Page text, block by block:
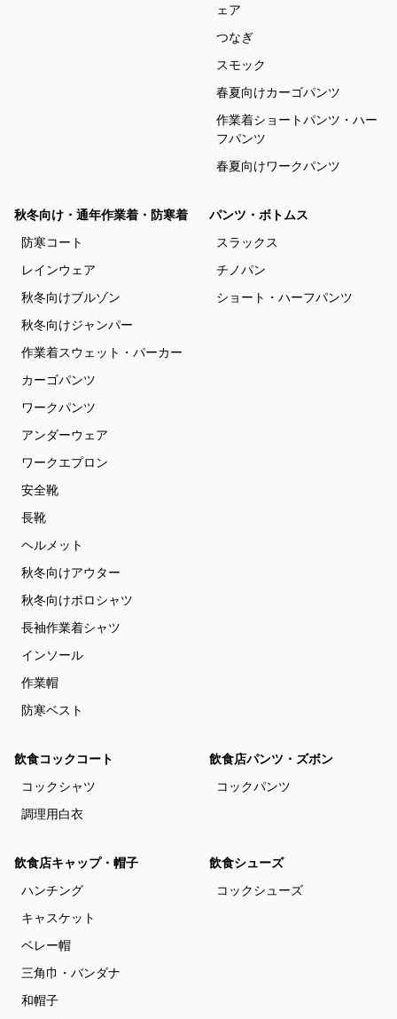
ェア
つなぎ
スモック
春夏向けカーゴパンツ
作業着ショートパンツ・ハー
フパンツ
春夏向けワークパンツ
秋冬向け・通年作業着・防寒着
防寒コート
レインウェア
秋冬向けブルゾン
秋冬向けジャンパー
作業着スウェット・パーカー
カーゴパンツ
ワークパンツ
アンダーウェア
ワークエプロン
安全靴
長靴
ヘルメット
秋冬向けアウター
秋冬向けポロシャツ
長袖作業着シャツ
インソール
作業帽
防寒ベスト
パンツ・ボトムス
スラックス
チノパン
ショート・ハーフパンツ
飲食コックコート
コックシャツ
調理用白衣
飲食店パンツ・ズボン
コックパンツ
飲食店キャップ・帽子
ハンチング
キャスケット
ベレー帽
三角巾・バンダナ
和帽子
飲食シューズ
コックシューズ